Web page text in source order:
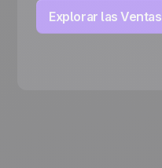
Explorar las Ventas